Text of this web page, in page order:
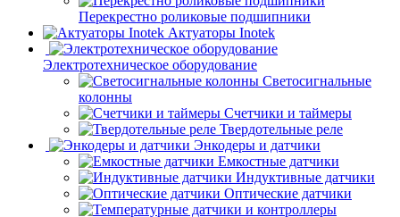
Перекрестно роликовые подшипники
Актуаторы Inotek
Электротехническое оборудование
Светосигнальные
колонны
Счетчики и таймеры
Твердотельные реле
Энкодеры и датчики
Емкостные датчики
Индуктивные датчики
Оптические датчики